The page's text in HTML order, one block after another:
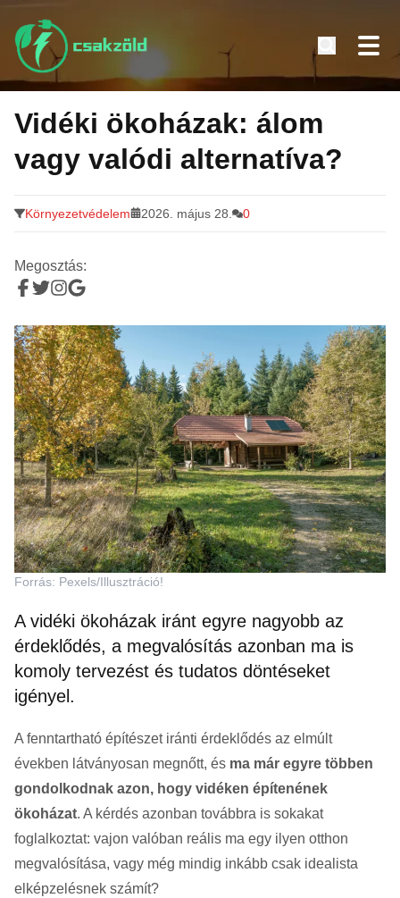
Tovább
tartalomra
Vidéki ökoházak: álom
vagy valódi alternatíva?
Környezetvédelem 2026. május 28. 0
Megosztás:
Forrás: Pexels/Illusztráció!
A vidéki ökoházak iránt egyre nagyobb az
érdeklődés, a megvalósítás azonban ma is
komoly tervezést és tudatos döntéseket
igényel.
A fenntartható építészet iránti érdeklődés az elmúlt
években látványosan megnőtt, és ma már egyre többen
gondolkodnak azon, hogy vidéken építenének
ökoházat. A kérdés azonban továbbra is sokakat
foglalkoztat: vajon valóban reális ma egy ilyen otthon
megvalósítása, vagy még mindig inkább csak idealista
elképzelésnek számít?